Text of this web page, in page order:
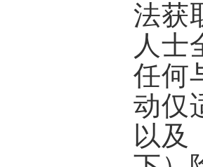
法获
人士
任何
动仅
以及